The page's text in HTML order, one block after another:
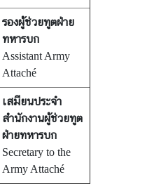
รองผู้ช่วยทูตฝ่าย
ทหารบก
Assistant Army
Attaché
เสมียนประจำ
สำนักงานผู้ช่วยทูต
ฝ่ายทหารบก
Secretary to the
Army Attaché